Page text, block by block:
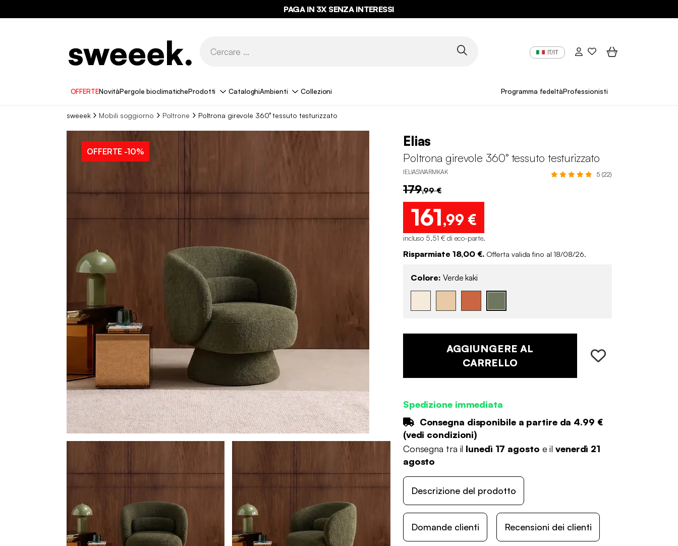
PAGA IN 3X SENZA INTERESSI
IT/IT
OFFERTENovitàPergole bioclimaticheProdotti CataloghiAmbienti Collezioni Programma fedeltàProfessionisti
sweeek Mobili soggiorno Poltrone Poltrona girevole 360° tessuto testurizzato
OFFERTE -10%
Elias
Poltrona girevole 360° tessuto testurizzato
IELIASWARMKAK 5 (22)
179,99 €
161,99 €
incluso 5,51 € di eco-parte.
Risparmiate 18,00 €. Offerta valida fino al 18/08/26.
Colore: Verde kaki
AGGIUNGERE AL
CARRELLO
Spedizione immediata
Consegna disponibile a partire da 4.99 €
(vedi condizioni)
Consegna tra il lunedì 17 agosto e ilvenerdì 21
agosto
Descrizione del prodotto
Domande clienti Recensioni dei clienti